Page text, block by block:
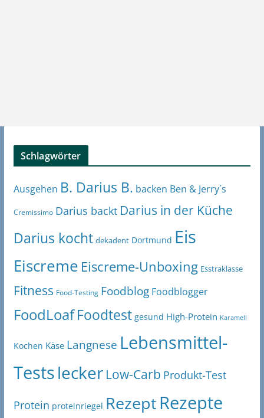
Schlagwörter
Ausgehen B. Darius B. backen Ben & Jerry´s
Cremissimo Darius backt Darius in der Küche
Darius kocht dekadent Dortmund Eis
Eiscreme Eiscreme-Unboxing Esstraklasse
Fitness Food-Testing Foodblog Foodblogger
FoodLoaf Foodtest gesund High-Protein Karamell
Kochen Käse Langnese Lebensmittel-
Testslecker Low-Carb Produkt-Test
Protein proteinriegel RezeptRezepte